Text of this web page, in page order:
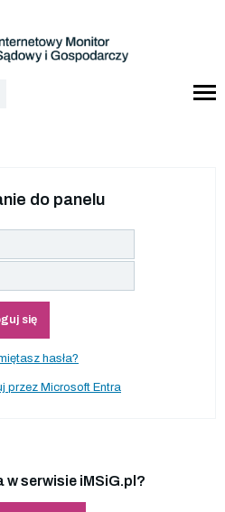
do panelu
się
hasła?
przez Microsoft Entra
w serwisie iMSiG.pl?